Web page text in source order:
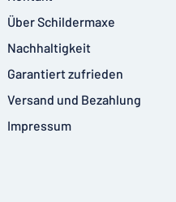
Über Schildermaxe
Nachhaltigkeit
Garantiert zufrieden
Versand und Bezahlung
Impressum